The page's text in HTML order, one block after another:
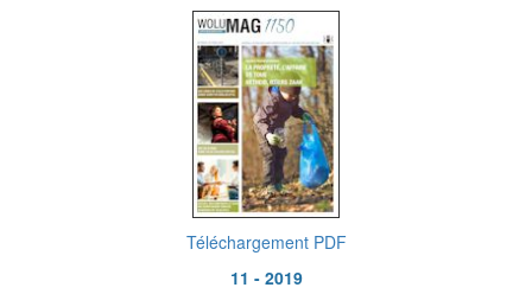
Téléchargement PDF
11 - 2019